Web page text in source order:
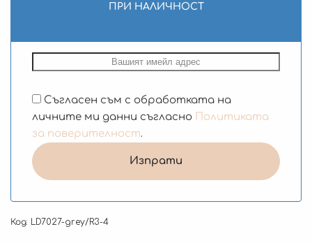
ПРИ НАЛИЧНОСТ
Съгласен съм с обработката на
личните ми данни съгласно Политиката
за поверителност.
Код: LD7027-grey/R3-4